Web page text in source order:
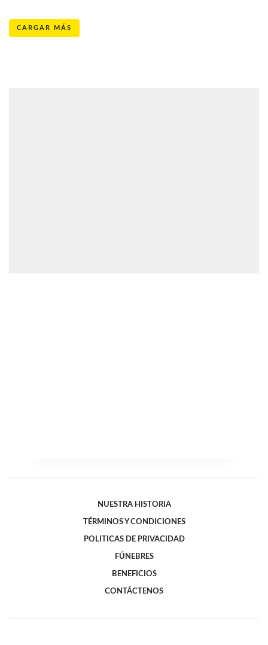
CARGAR MÁS
NUESTRA HISTORIA
TÉRMINOS Y CONDICIONES
POLITICAS DE PRIVACIDAD
FÚNEBRES
BENEFICIOS
CONTÁCTENOS